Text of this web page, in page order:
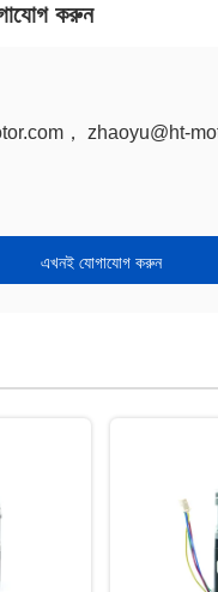
করুন
， zhaoyu@ht-
এখনই যোগাযোগ করুন